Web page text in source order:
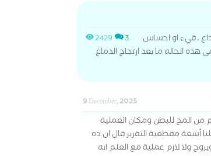
2429 3
، قيء او احساس
الحاله ما بعد ارتجاج الدماغ
9 December, 2025
المخ للبطن ومكان العملية
مقطعية التقرير قال ان ده
ولا لازم عملية مع العلم انه